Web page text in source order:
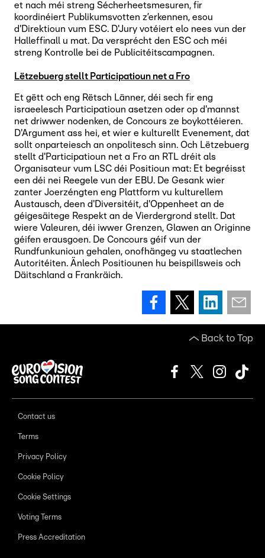
et nach méi streng Sécherheetsmesuren, fir
koordinéiert Publikumsvotten z’erkennen, esou
d'Direktioun vum ESC. D'Jury votéiert elo nees vun der
Halleffinall u mat. Da versprécht den ESC och méi
streng Kontrolle bei de Publicitéitscampagnen.
Lëtzebuerg stellt Participatioun net a Fro
Et gëtt och eng Rëtsch Länner, déi sech fir eng
israeelesch Participatioun asetzen oder op d'mannst
net driwwer nodenken, de Concours ze boykottéieren.
D'Argument ass hei, et wier e kulturellt Evenement, dat
sollt onparteiesch an onpolitesch sinn. Och Lëtzebuerg
stellt d'Participatioun net a Fro an RTL dréit als
Organisateur vum LSC déi Positioun mat: Et begréisst
een déi nei Reegele vun der EBU. De Gesank wier
zanter Joerzéngten eng Plattform vu kulturellem
Austausch, deen d'Diversitéit, d'Oppenheet an de
géigesäitege Respekt an de Vierdergrond stellt. Dat
wiere Valeuren, déi iwwer Grenzen, Glawen an Originne
géifen erausgoen. De Concours géif vun der
Rundfunkunioun gehalen, onofhängeg vu staatlechen
Autoritéiten. Änlech Positiounen hu beispillsweis och
Däitschland a Frankräich.
Back to Top
Contact us
Terms
Privacy Policy
Cookie Policy
Cookie Settings
Voting Terms
Press Accreditation